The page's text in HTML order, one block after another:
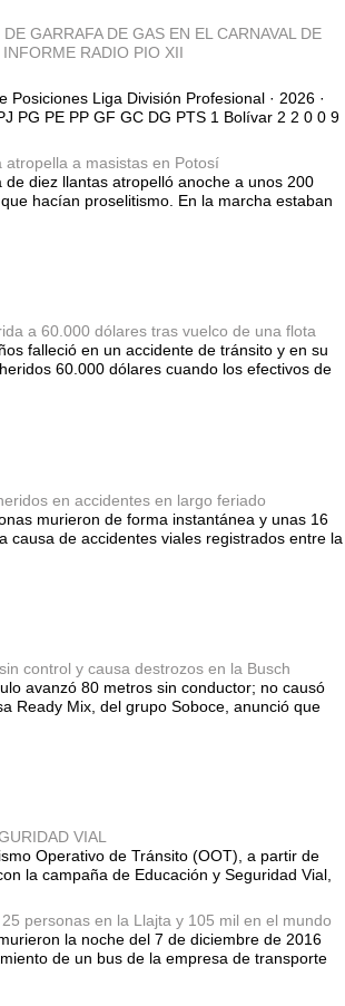
GARRAFA DE GAS EN EL CARNAVAL DE
RADIO PIO XII
Posiciones Liga División Profesional · 2026 ·
PG PE PP GF GC DG PTS 1 Bolívar 2 2 0 0 9
atropella a masistas en Potosí
de diez llantas atropelló anoche a unos 200
hacían proselitismo. En la marcha estaban
a 60.000 dólares tras vuelco de una flota
falleció en un accidente de tránsito y en su
60.000 dólares cuando los efectivos de
en accidentes en largo feriado
murieron de forma instantánea y unas 16
causa de accidentes viales registrados entre la
control y causa destrozos en la Busch
avanzó 80 metros sin conductor; no causó
Ready Mix, del grupo Soboce, anunció que
VIAL
Operativo de Tránsito (OOT), a partir de
la campaña de Educación y Seguridad Vial,
personas en la Llajta y 105 mil en el mundo
la noche del 7 de diciembre de 2016
de un bus de la empresa de transporte